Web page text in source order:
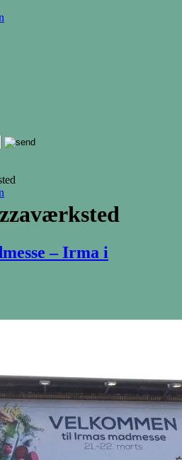
– Irma i